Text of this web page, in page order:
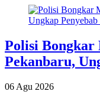
Polisi
Pekanbaru,
06 Agu 2026